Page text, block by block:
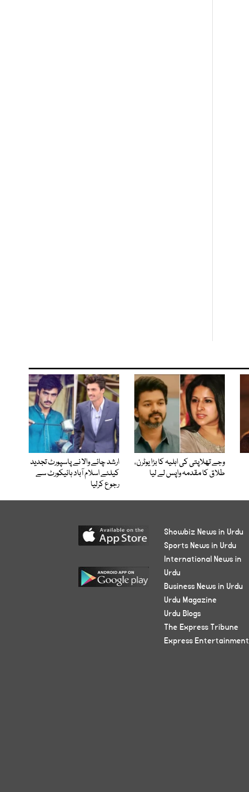
وجے تھلاپتی کی اہلیہ کا بڑا یوٹرن،
طلاق کا مقدمہ واپس لے لیا
ارشد چائے والا نے پاسپورٹ تجدید
کیلئے اسلام آباد ہائیکورٹ سے
رجوع کرلیا
Showbiz News in Urdu
Sports News in Urdu
International News in
Urdu
Business News in Urdu
Urdu Magazine
Urdu Blogs
The Express Tribune
Express Entertainment